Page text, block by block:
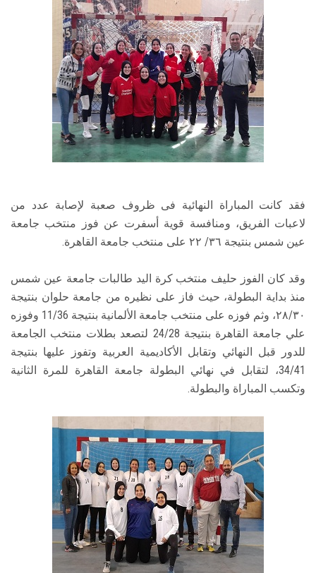
فقد كانت المباراة النهائية فى ظروف صعبة لإصابة عدد من
لاعبات الفريق، ومنافسة قوية أسفرت عن فوز منتخب جامعة
عين شمس بنتيجة ٣٦/ ٢٢ على منتخب جامعة القاهرة.
وقد كان الفوز حليف منتخب كرة اليد طالبات جامعة عين شمس
منذ بداية البطولة، حيث فاز على نظيره من جامعة حلوان بنتيجة
٢٨/٣٠، وثم فوزه على منتخب جامعة الألمانية بنتيجة 11/36 وفوزه
علي جامعة القاهرة بنتيجة 24/28 لتصعد بطلات منتخب الجامعة
للدور قبل النهائي وتقابل الأكاديمية العربية وتفوز عليها بنتيجة
34/41، لتقابل في نهائي البطولة جامعة القاهرة للمرة الثانية
وتكسب المباراة والبطولة.